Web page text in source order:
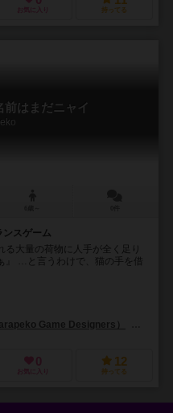
お気に入り 持ってる
はまだニャイ
スゲーム
る大量の荷物に人手が全く足り
』 …と言うわけで、猫の手を借
Game Designers）
0
お気に入り
12
持ってる